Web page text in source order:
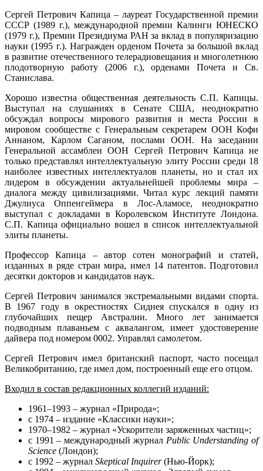
Сергей Петрович Капица – лауреат Государственной премии
СССР (1989 г.), международной премии Калинги ЮНЕСКО
(1979 г.), Премии Президиума РАН за вклад в популяризацию
науки (1995 г.). Награжден орденом Почета за большой вклад
в развитие отечественного телерадиовещания и многолетнюю
плодотворную работу (2006 г.), орденами Почета и Св.
Станислава.
Хорошо известна общественная деятельность С.П. Капицы.
Выступал на слушаниях в Сенате США, неоднократно
обсуждал вопросы мирового развития и места России в
мировом сообществе с Генеральным секретарем ООН Кофи
Аннаном, Карлом Саганом, послами ООН. На заседании
Генеральной ассамблеи ООН Сергей Петрович Капица не
только представлял интеллектуальную элиту России среди 18
наиболее известных интеллектуалов планеты, но и стал их
лидером в обсуждении актуальнейшей проблемы мира –
диалога между цивилизациями. Читал курс лекций памяти
Джулиуса Оппенгеймера в Лос-Аламосе, неоднократно
выступал с докладами в Королевском Институте Лондона.
С.П. Капица официально вошел в список интеллектуальной
элиты планеты.
Профессор Капица – автор сотен монографий и статей,
изданных в ряде стран мира, имел 14 патентов. Подготовил
десятки докторов и кандидатов наук.
Сергей Петрович занимался экстремальными видами спорта.
В 1967 году в окрестностях Сиднея спускался в одну из
глубочайших пещер Австралии. Много лет занимается
подводным плаваньем с аквалангом, имеет удостоверение
дайвера под номером 0002. Управлял самолетом.
Сергей Петрович имел британский паспорт, часто посещал
Великобританию, где имел дом, построенный еще его отцом.
Входил в состав редакционных коллегий изданий:
1961–1993 – журнал «Природа»;
с 1974 – издание «Классики науки»;
1970–1982 – журнал «Ускорители заряженных частиц»;
с 1991 – международный журнал Рubliс Undеrstаnding оf
Sсiеnсе (Лондон);
с 1992 – журнал Skерtiсаl Inquirеr(Нью-Йорк);